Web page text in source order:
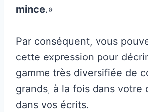
mince.»
Par conséquent, vous
cette expression pour
gamme très diversifiée de
grands, à la fois dans votre
dans vos écrits.